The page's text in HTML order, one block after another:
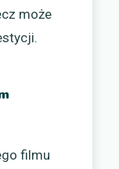
może
filmu